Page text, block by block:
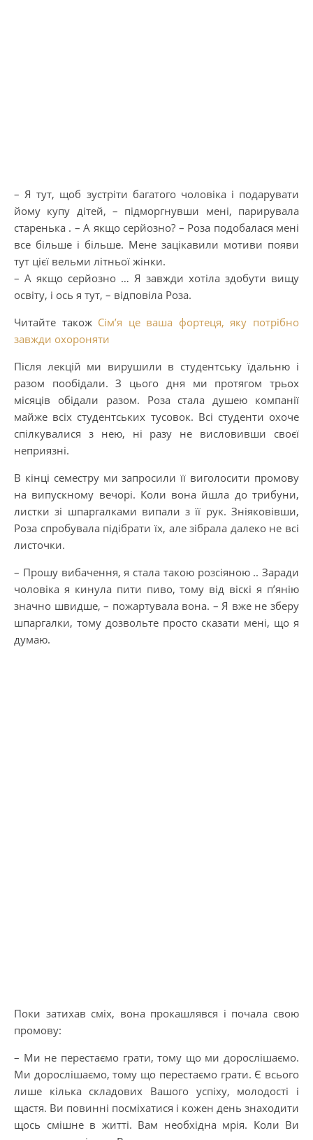
– Я тут, щоб зустріти багатого чоловіка і подарувати
йому купу дітей, – підморгнувши мені, парирувала
старенька . – А якщо серйозно? – Роза подобалася мені
все більше і більше. Мене зацікавили мотиви появи
тут цієї вельми літньої жінки.
– А якщо серйозно … Я завжди хотіла здобути вищу
освіту, і ось я тут, – відповіла Роза.
Читайте також Сім’я це ваша фортеця, яку потрібно
завжди охороняти
Після лекцій ми вирушили в студентську їдальню і
разом пообідали. З цього дня ми протягом трьох
місяців обідали разом. Роза стала душею компанії
майже всіх студентських тусовок. Всі студенти охоче
спілкувалися з нею, ні разу не висловивши своєї
неприязні.
В кінці семестру ми запросили її виголосити промову
на випускному вечорі. Коли вона йшла до трибуни,
листки зі шпаргалками випали з її рук. Зніяковівши,
Роза спробувала підібрати їх, але зібрала далеко не всі
листочки.
– Прошу вибачення, я стала такою розсіяною .. Заради
чоловіка я кинула пити пиво, тому від віскі я п’янію
значно швидше, – пожартувала вона. – Я вже не зберу
шпаргалки, тому дозвольте просто сказати мені, що я
думаю.
Поки затихав сміх, вона прокашлявся і почала свою
промову:
– Ми не перестаємо грати, тому що ми дорослішаємо.
Ми дорослішаємо, тому що перестаємо грати. Є всього
лише кілька складових Вашого успіху, молодості і
щастя. Ви повинні посміхатися і кожен день знаходити
щось смішне в житті. Вам необхідна мрія. Коли Ви